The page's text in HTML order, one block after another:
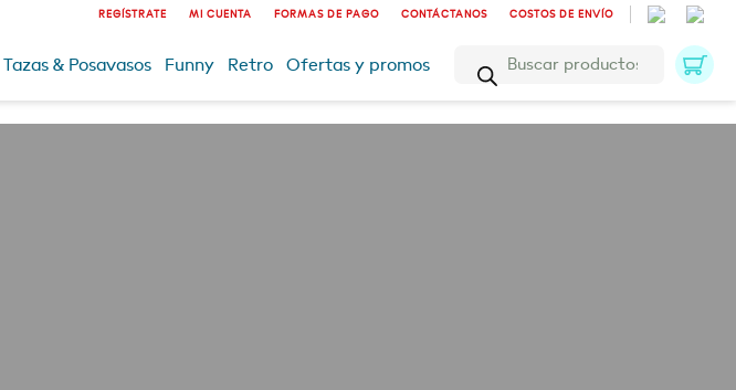
REGÍSTRATE MI CUENTA FORMAS DE PAGO CONTÁCTANOS COSTOS DE ENVÍO
Tazas & Posavasos Funny Retro Ofertas y promos
Búsqueda
productos